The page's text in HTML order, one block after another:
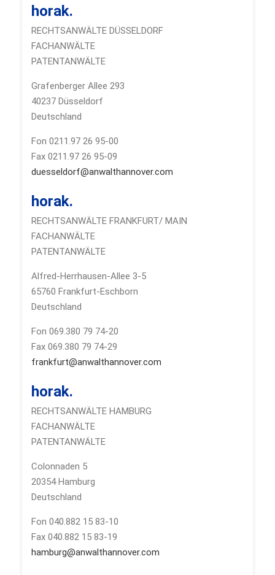
horak.
RECHTSANWÄLTE DÜSSELDORF
FACHANWÄLTE
PATENTANWÄLTE
Grafenberger Allee 293
40237 Düsseldorf
Deutschland
Fon 0211.97 26 95-00
Fax 0211.97 26 95-09
duesseldorf@anwalthannover.com
horak.
RECHTSANWÄLTE FRANKFURT/ MAIN
FACHANWÄLTE
PATENTANWÄLTE
Alfred-Herrhausen-Allee 3-5
65760 Frankfurt-Eschborn
Deutschland
Fon 069.380 79 74-20
Fax 069.380 79 74-29
frankfurt@anwalthannover.com
horak.
RECHTSANWÄLTE HAMBURG
FACHANWÄLTE
PATENTANWÄLTE
Colonnaden 5
20354 Hamburg
Deutschland
Fon 040.882 15 83-10
Fax 040.882 15 83-19
hamburg@anwalthannover.com